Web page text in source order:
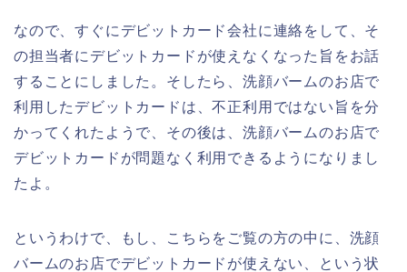
なので、すぐにデビットカード会社に連絡をして、そ
の担当者にデビットカードが使えなくなった旨をお話
することにしました。そしたら、洗顔バームのお店で
利用したデビットカードは、不正利用ではない旨を分
かってくれたようで、その後は、洗顔バームのお店で
デビットカードが問題なく利用できるようになりまし
たよ。
というわけで、もし、こちらをご覧の方の中に、洗顔
バームのお店でデビットカードが使えない、という状